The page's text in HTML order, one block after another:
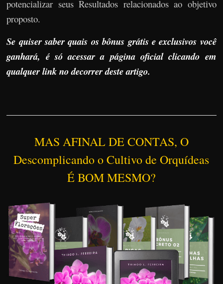
potencializar seus Resultados relacionados ao objetivo
proposto.
Se quiser saber quais os bônus grátis e exclusivos você
ganhará, é só acessar a página oficial clicando em
qualquer link no decorrer deste artigo.
MAS AFINAL DE CONTAS, O
Descomplicando o Cultivo de Orquídeas
É BOM MESMO?